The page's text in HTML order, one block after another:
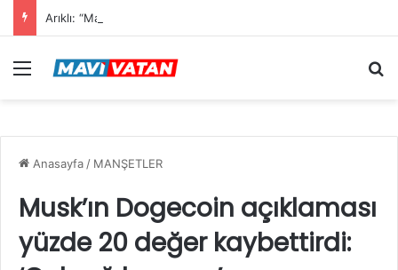
Arıklı: “Mavi Vatan”dan Sonra Hedef “Siber Vatan”
Menü
Anasayfa / MANŞETLER
Musk’ın Dogecoin açıklaması
yüzde 20 değer kaybettirdi: